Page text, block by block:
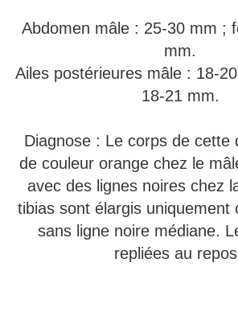
Abdomen mâle : 25-30 mm ;
mm.
Ailes postérieures mâle : 18-
18-21 mm.
Diagnose : Le corps de cette
de couleur orange chez le
avec des lignes noires chez
tibias sont élargis uniquement
sans ligne noire médiane.
repliées au